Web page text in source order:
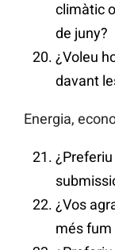
climàtic
de juny?
¿Voleu
davant
Energia,
¿Vos
més fum